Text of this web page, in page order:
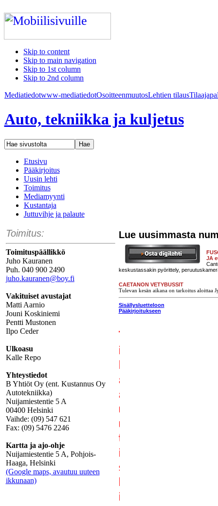
Skip to content
Skip to main navigation
Skip to 1st column
Skip to 2nd column
Mediatiedotwww-mediatiedotOsoitteenmuutosLehtien tilaus
Auto, tekniikka ja kuljetus
Etusivu
Pääkirjoitus
Uusin lehti
Toimitus
Mediamyynti
Kustantaja
Juttuvihje ja palaute
Toimitus:
Toimituspäällikkö
Juho Kauranen
Puh. 040 900 2490
juho.kauranen@boy.fi
Vakituiset avustajat
Matti Aarnio
Jouni Koskiniemi
Pentti Mustonen
Ilpo Ceder
Ulkoasu
Kalle Repo
Yhteystiedot
B Yhtiöt Oy (ent. Kustannus Oy
Autotekniikka)
Nuijamiestentie 5 A
00400 Helsinki
Vaihde: (09) 547 621
Fax: (09) 5476 2246
Kartta ja ajo-ohje
Nuijamiestentie 5 A, Pohjois-
Haaga, Helsinki
(Google maps, avautuu uuteen
ikkunaan)
Lue uusimmasta
JA
keskustassakin pyörittely,
CAETANON VETYBUSSIT
Tulevan kesän aikana on tarkoitus aloittaa
Sisällysluetteloon
Pääkirjoitukseen